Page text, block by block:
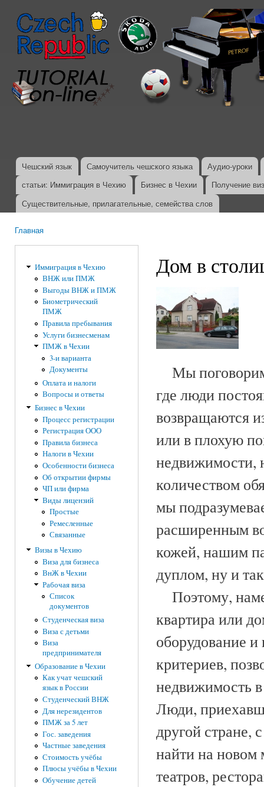
Главное меню
Чешский язык Самоучитель чешского языка
Аудио-уроки
статьи: Иммиграция в Чехию
Бизнес в Чехии
Получение
Существительные, прилагательные, семейства слов
Главная
Иммиграция в Чехию
ВНЖ или ПМЖ
Выгоды ВНЖ и ПМЖ
Биометрический
ПМЖ
Правила пребывания
Услуги бизнесменам
ПМЖ в Чехии
3-и варианта
Документы
Оплата и налоги
Вопросы и ответы
Бизнес в Чехии
Процесс регистрации
Регистрация ООО
Правила бизнеса
Налоги в Чехии
Особенности бизнеса
Об открытии фирмы
ЧП или фирма
Виды лицензий
Простые
Ремесленные
Связанные
Визы в Чехию
Виза для бизнеса
ВнЖ в Чехии
Рабочая виза
Список
документов
Студенческая виза
Виза с детьми
Виза
предпринимателя
Образование в Чехии
Как учат чешский
язык в России
Студенческий ВНЖ
Для нерезидентов
ПМЖ за 5 лет
Гос. заведения
Частные заведения
Стоимость учёбы
Плюсы учёбы в Чехии
Обучение детей
Дом в
Мы поговорим
где люди
возвращаются
или в плохую
недвижимости,
количеством
мы
расширенным
кожей, нашим
дуплом, ну и
Поэтому,
квартира или
оборудование
критериев,
недвижимость
Люди,
другой стране,
найти на новом
театров,